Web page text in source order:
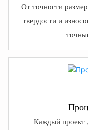
От точности
твердости и
Каждый проект